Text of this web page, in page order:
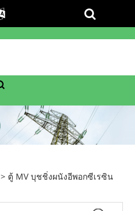
> ตู้ MV บุชชิ่งผนังอีพอกซีเรซิน